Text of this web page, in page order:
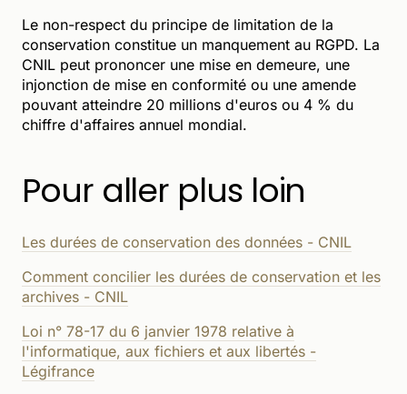
Le non-respect du principe de limitation de la
conservation constitue un manquement au RGPD. La
CNIL peut prononcer une mise en demeure, une
injonction de mise en conformité ou une amende
pouvant atteindre 20 millions d'euros ou 4 % du
chiffre d'affaires annuel mondial.
Pour aller plus loin
Les durées de conservation des données - CNIL
Comment concilier les durées de conservation et les
archives - CNIL
Loi n° 78-17 du 6 janvier 1978 relative à
l'informatique, aux fichiers et aux libertés -
Légifrance